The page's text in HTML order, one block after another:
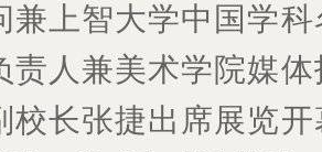
兼上智大学中国学
责人兼美术学院媒
校长张捷出席展览